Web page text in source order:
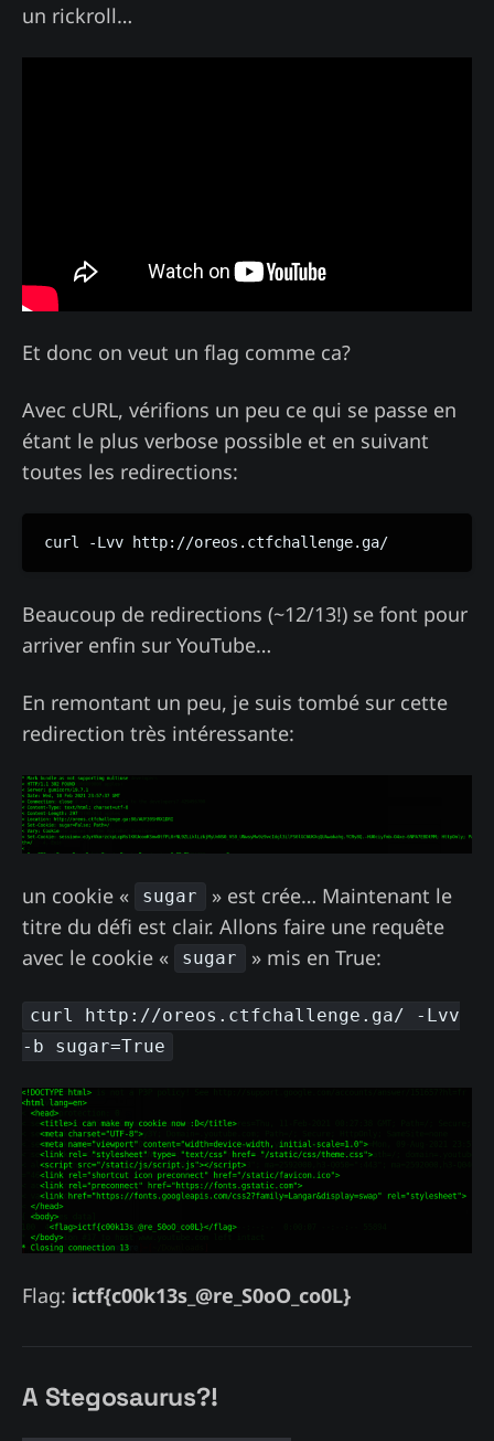
un rickroll…
Et donc on veut un flag comme ca?
Avec cURL, vérifions un peu ce qui se passe en
étant le plus verbose possible et en suivant
toutes les redirections:
curl -Lvv http://oreos.ctfchallenge.ga/
Beaucoup de redirections (~12/13!) se font pour
arriver enfin sur YouTube…
En remontant un peu, je suis tombé sur cette
redirection très intéressante:
un cookie « sugar
» est crée… Maintenant le
titre du défi est clair. Allons faire une requête
avec le cookie «
sugar » mis en True:
curl http://oreos.ctfchallenge.ga/ -Lvv
-b sugar=True
Flag: ictf{c00k13s_@re_S0oO_co0L}
A Stegosaurus?!